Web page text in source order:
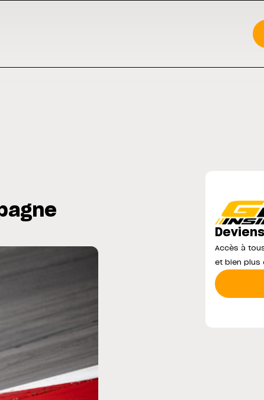
Zarco évite l'opération et vise un retour en
Accès à
et bien plus